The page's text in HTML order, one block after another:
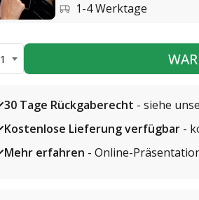
1-4 Werktage
1
30 Tage Rückgaberecht - siehe
Kostenlose Lieferung verfügbar -
Mehr erfahren - Online-